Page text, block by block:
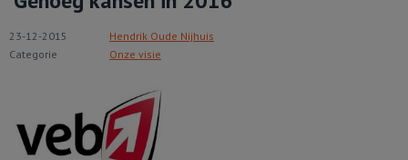
23-12-2015
Hendrik Oude Nijhuis
Categorie
Onze visie